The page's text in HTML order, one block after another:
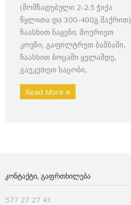
(მომზადებული 2-2.5 ჭიქა
წყლითა და 300-400გ შაქრით)
ჩაასხით ნაყენი; მოურიეთ
კოვზი, გაფილტრეთ ბამბაში,
ჩაასხით ბოცაში ყელამდე,
გაუკეთეთ საცობი,
Read More
ᲙᲝᲜᲢᲐᲥᲢᲘ, ᲒᲐᲤᲠᲗᲮᲘᲚᲔᲑᲐ
577 27 27 41